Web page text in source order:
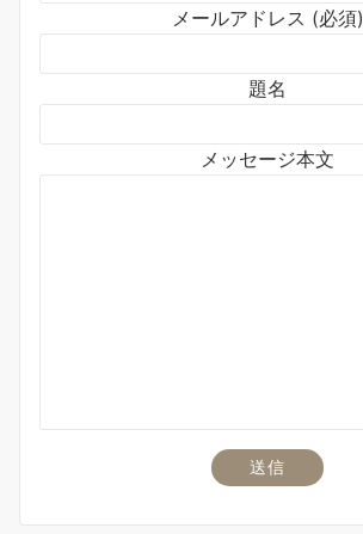
メールアドレス (必須)
題名
メッセージ本文